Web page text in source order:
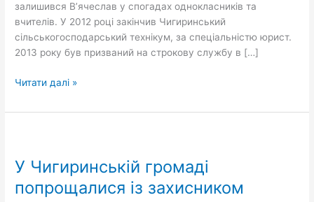
залишився Вʼячеслав у спогадах однокласників та
вчителів. У 2012 році закінчив Чигиринський
сільськогосподарський технікум, за спеціальністю юрист.
2013 року був призваний на строкову службу в […]
Читати далі »
У Чигиринській громаді
попрощалися із захисником
громаді
із